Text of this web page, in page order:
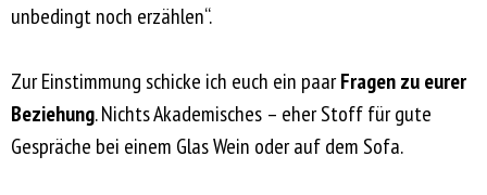
unbedingt noch erzählen“.
Zur Einstimmung schicke ich euch ein paarFragen zu eurer
Beziehung. Nichts Akademisches – eher Stoff für gute
Gespräche bei einem Glas Wein oder auf dem Sofa.